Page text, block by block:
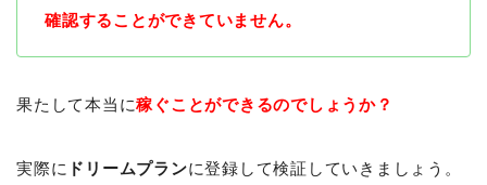
確認することができていません。
果たして本当に稼ぐことができるのでしょうか？
実際に ドリームプランに登録して検証していきましょう。